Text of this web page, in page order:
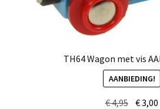
TH64 Wagon met vis
AANBIEDING!
€4,95 €3,00